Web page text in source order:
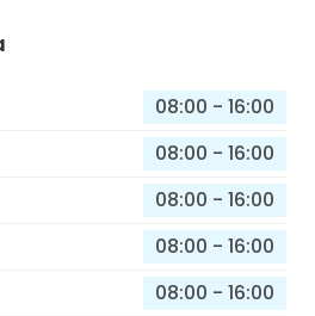
08:00 - 16:00
08:00 - 16:00
08:00 - 16:00
08:00 - 16:00
08:00 - 16:00